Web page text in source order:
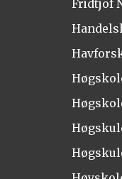
Fridtjof